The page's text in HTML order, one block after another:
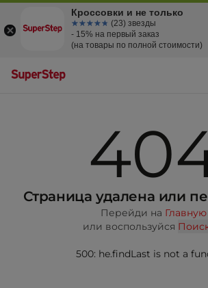
Страница удалена или
Перейди на Главную
или воспользуйся
500: he.findLast is not a
Кроссовки и не только
☆☆☆☆☆
★★★★★ (23) звезды
- 15% на первый заказ
(на товары по полной стоимости)